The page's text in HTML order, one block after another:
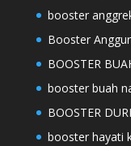
booster
Booster Anggur
BOOSTER
booster buah
BOOSTER
booster hayati